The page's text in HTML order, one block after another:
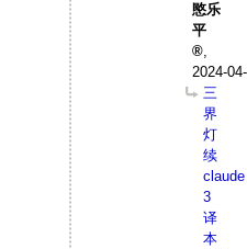
愍乐
平
,
2024-
三
界
灯
续
claude
3
译
本